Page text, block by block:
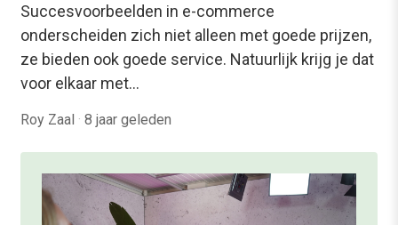
Succesvoorbeelden in e-commerce
onderscheiden zich niet alleen met goede prijzen,
ze bieden ook goede service. Natuurlijk krijg je dat
voor elkaar met…
Roy Zaal · 8 jaar geleden